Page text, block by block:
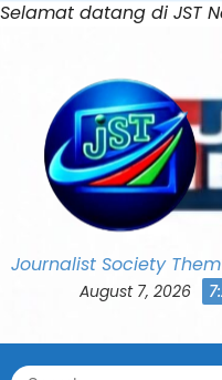
Selamat datang di JST
Journalist Society Them
August 7, 2026